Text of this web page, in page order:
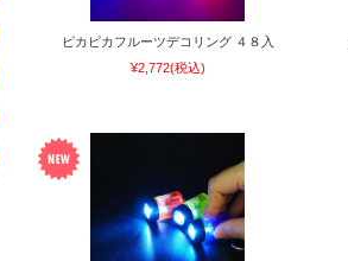
ピカピカフルーツデコリング ４８入
¥2,772(税込)